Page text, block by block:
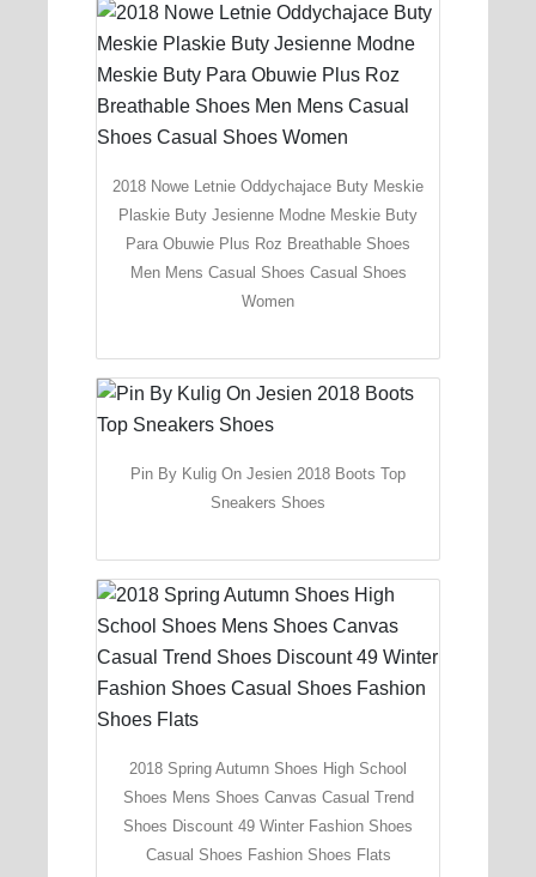
2018 Nowe Letnie Oddychajace Buty Meskie
Plaskie Buty Jesienne Modne Meskie Buty
Para Obuwie Plus Roz Breathable Shoes
Men Mens Casual Shoes Casual Shoes
Women
Pin By Kulig On Jesien 2018 Boots Top
Sneakers Shoes
2018 Spring Autumn Shoes High School
Shoes Mens Shoes Canvas Casual Trend
Shoes Discount 49 Winter Fashion Shoes
Casual Shoes Fashion Shoes Flats